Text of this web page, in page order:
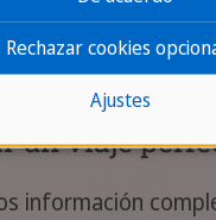
de viaje
un viaje
información
Ajustes
Rechazar cookies